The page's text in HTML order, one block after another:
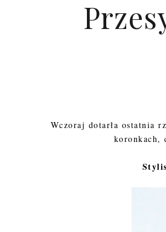
Wczoraj dotarła ostatnia
koronkach,